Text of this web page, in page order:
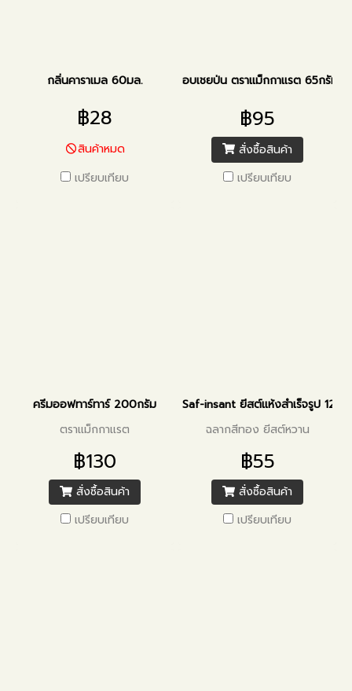
กลิ่นคาราเมล 60มล.
฿28
สินค้าหมด
เปรียบเทียบ
อบเชยป่น ตราแม็กกาแรต 65กรัม
฿95
สั่งซื้อสินค้า
เปรียบเทียบ
ครีมออฟทาร์ทาร์ 200กรัม
ตราแม็กกาแรต
฿130
สั่งซื้อสินค้า
เปรียบเทียบ
Saf-insant ยีสต์แห้งสำเร็จรูป 125ก
ฉลากสีทอง ยีสต์หวาน
฿55
สั่งซื้อสินค้า
เปรียบเทียบ